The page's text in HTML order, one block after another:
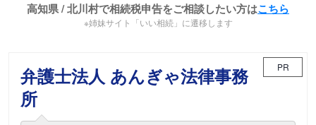
高知県 / 北川村で相続税申告をご相談したい方はこちら
※姉妹サイト「いい相続」に遷移します
弁護士法人 あんぎゃ法律事務
所
PR